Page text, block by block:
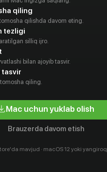
qiling
qilishda davom eting.
tezligi
silliq ijro.
bilan ajoyib tasvir.
tasvir
qiling.
Mac uchun yuklab olish
Brauzerda davom etish
mavjud · macOS 12 yoki yangiroq